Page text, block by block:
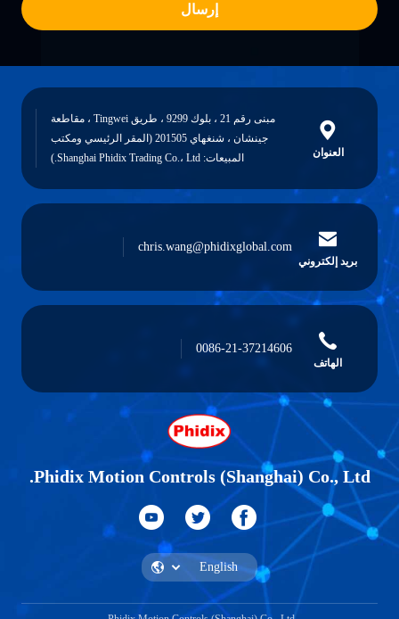
إرسال
العنوان
مبنى رقم 21 ، بلوك 9299 ، طريق Tingwei ، مقاطعة
جينشان ، شنغهاي 201505 (المقر الرئيسي ومكتب
المبيعات: Shanghai Phidix Trading Co.، Ltd.)
بريد إلكتروني
chris.wang@phidixglobal.com
الهاتف
0086-21-37214606
Phidix Motion Controls (Shanghai) Co., Ltd.